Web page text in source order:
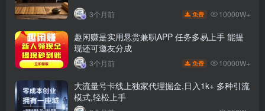
3个月前 免费 10000W+
趣闲赚是实用悬赏兼职APP 任务多易上手 能提
现还可邀友分成
3个月前 免费 10000W+
大流量号卡线上独家代理掘金,日入1k+ 多种引流
模式,轻松上手